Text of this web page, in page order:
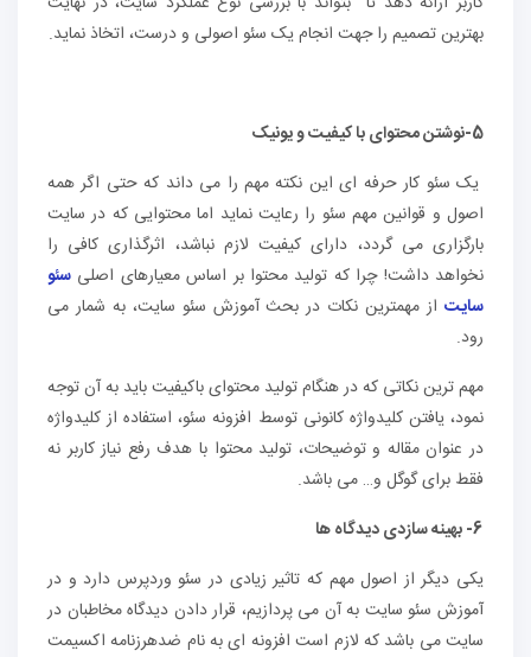
بهترین تصمیم را جهت انجام یک سئو اصولی و درست، اتخاذ نماید.
5-نوشتن محتوای با کیفیت و یونیک
یک سئو کار حرفه ای این نکته مهم را می داند که حتی اگر همه
اصول و قوانین مهم سئو را رعایت نماید اما محتوایی که در سایت
بارگزاری می گردد، دارای کیفیت لازم نباشد، اثرگذاری کافی را
نخواهد داشت! چرا که تولید محتوا بر اساس معیارهای اصلی سئو
سایت از مهمترین نکات در بحث آموزش سئو سایت، به شمار می
رود.
مهم ترین نکاتی که در هنگام تولید محتوای باکیفیت باید به آن توجه
نمود، یافتن کلیدواژه کانونی توسط افزونه سئو، استفاده از کلیدواژه
در عنوان مقاله و توضیحات، تولید محتوا با هدف رفع نیاز کاربر نه
فقط برای گوگل و… می باشد.
6- بهینه سازدی دیدگاه ها
یکی دیگر از اصول مهم که تاثیر زیادی در سئو وردپرس دارد و در
آموزش سئو سایت به آن می پردازیم، قرار دادن دیدگاه مخاطبان در
سایت می باشد که لازم است افزونه ای به نام ضدهرزنامه اکسیمت